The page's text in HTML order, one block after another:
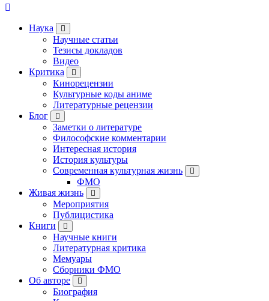
Наука
Научные статьи
Тезисы докладов
Видео
Критика
Кинорецензии
Культурные коды аниме
Литературные рецензии
Блог
Заметки о литературе
Философские комментарии
Интересная история
История культуры
Современная культурная жизнь
ФМО
Живая жизнь
Мероприятия
Публицистика
Книги
Научные книги
Литературная критика
Мемуары
Сборники ФМО
Об авторе
Биография